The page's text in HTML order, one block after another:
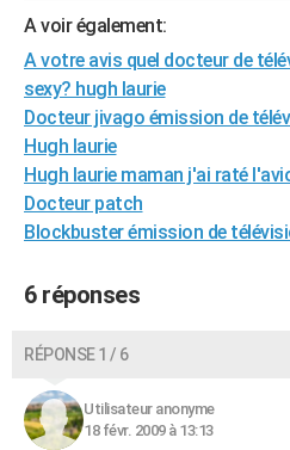
Guides de France
Escapades
Patrimoine
Expositions
Musées
Week-end nature
+LIFESTYLE
Art de vivre
Bien-être
Loisirs
Mode
Modes de vie
SANTE
Alimentation
Guide de la santé
Maladies
Médicaments
Sommeil
VOYAGE
Destinations
City break
Voyage nature
Voyage de noces
Forum
Climat
+PHOTO
GUIDES D'ACHAT
Carte de Noël
Carte Bonne année
Carte Saint-Valentin
Carte Pâques
Carte d'anniversaire
Dictionnaire
Biographies
Citations
Expressions
Proverbes
PROGRAMME TV
A voir également:
A votre avis quel docteur de
sexy? hugh laurie
Docteur jivago émission de
Hugh laurie
Hugh laurie maman j'ai raté
Docteur patch
Blockbuster émission de
6 réponses
RÉPONSE 1 / 6
Utilisateur anonyme
18 févr. 2009 à 13:13